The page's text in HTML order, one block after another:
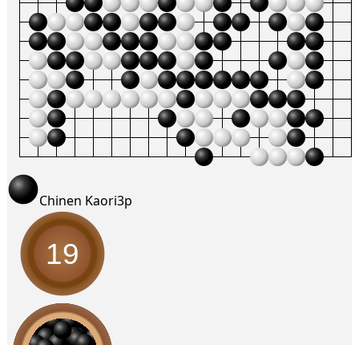
Chinen Kaori3p
19